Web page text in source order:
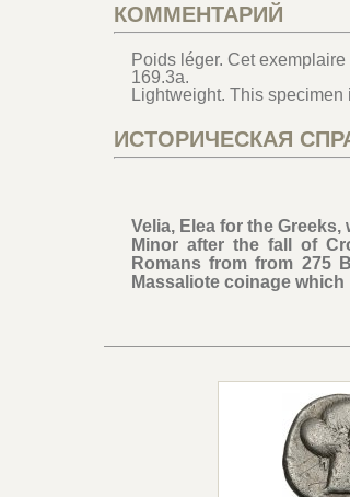
КОММЕНТАРИЙ
Poids léger. Cet
169.3a.
Lightweight. This
ИСТОРИЧЕСКАЯ
Velia, Elea for the
Minor after the fall of
Romans from from 275
Massaliote coinage